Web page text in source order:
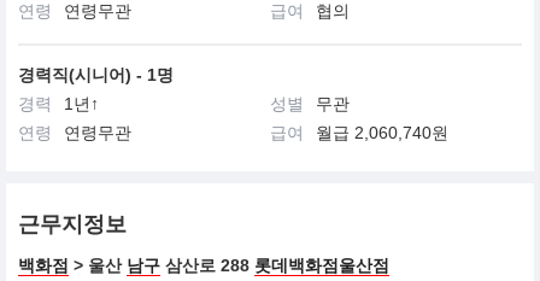
연령
연령무관 급여 협의
경력직(시니어) - 1명
경력
1년↑ 성별
무관
연령
연령무관 급여 월급 2,060,740원
근무지정보
백화점 > 울산 남구 삼산로 288 롯데백화점울산점